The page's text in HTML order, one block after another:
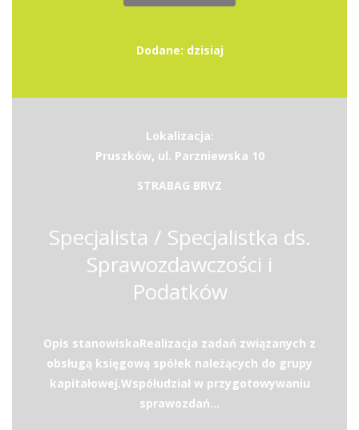
Dodane: dzisiaj
Lokalizacja:
Pruszków, ul. Parzniewska 10
STRABAG BRVZ
Specjalista / Specjalistka ds.
Sprawozdawczości i
Podatków
Opis stanowiskaRealizacja zadań związanych z
obsługą księgową spółek należących do grupy
kapitałowej.Współudział w przygotowywaniu
sprawozdań...